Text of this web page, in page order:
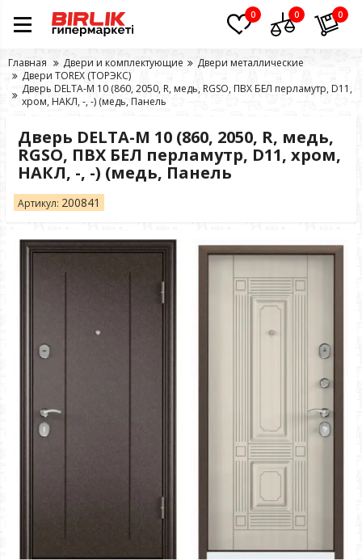
0 0 0
Главная Двери и комплектующие
Двери металлические
Двери TOREX (ТОРЭКС)
Дверь DELTA-M 10 (860, 2050, R, медь, RGSO, ПВХ БЕЛ перламутр, D11,
хром, НАКЛ, -, -) (медь, Панель
Дверь DELTA-M 10 (860, 2050, R, медь,
RGSO, ПВХ БЕЛ перламутр, D11, хром,
НАКЛ, -, -) (медь, Панель
Артикул: 200841